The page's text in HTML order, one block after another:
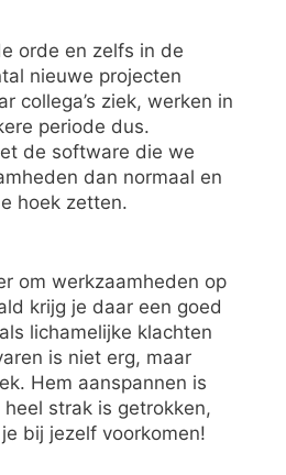
orde en zelfs in de
nieuwe projecten
collega’s ziek, werken in
periode dus.
de software die we
dan normaal en
hoek zetten.
om werkzaamheden op
krijg je daar een goed
lichamelijke klachten
is niet erg, maar
Hem aanspannen is
strak is getrokken,
bij jezelf voorkomen!